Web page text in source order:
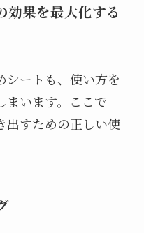
効果を最大化する
シートも、使い方を
まいます。ここで
出すための正しい使